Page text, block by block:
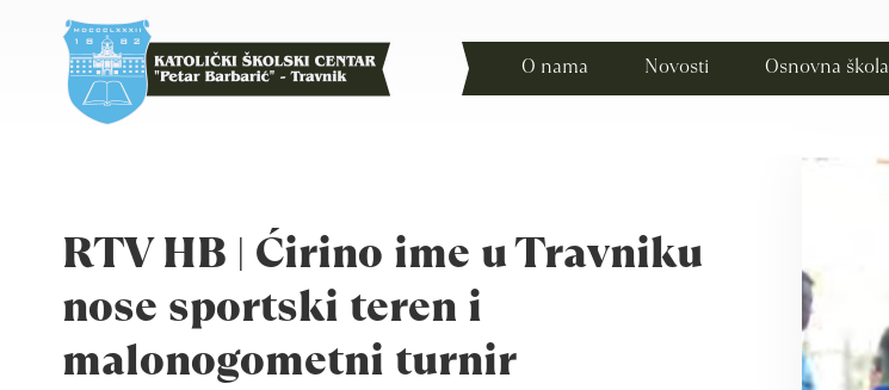
O nama Novosti Osnovna škola
RTV HB | Ćirino ime u Travniku
nose sportski teren i
malonogometni turnir